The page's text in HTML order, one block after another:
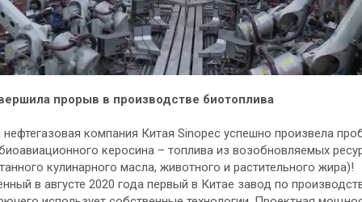
прорыв в производстве биотоплива
нефтегазовая компания Китая Sinopec успешно произвела
керосина – топлива из возобновляемых
кулинарного масла, животного и растительного жира)!
в августе 2020 года первый в Китае завод по